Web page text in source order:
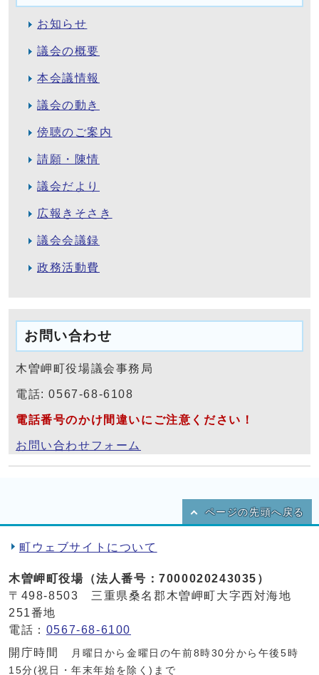
お知らせ
議会の概要
本会議情報
議会の動き
傍聴のご案内
請願・陳情
議会だより
広報きそさき
議会会議録
政務活動費
お問い合わせ
木曽岬町役場議会事務局
電話: 0567-68-6108
電話番号のかけ間違いにご注意ください！
お問い合わせフォーム
ページの先頭へ戻る
町ウェブサイトについて
木曽岬町役場（法人番号：7000020243035）
〒498-8503 三重県桑名郡木曽岬町大字西対海地
251番地
電話： 0567-68-6100
開庁時間
月曜日から金曜日の午前8時30分から午後5時
15分(祝日・年末年始を除く)まで